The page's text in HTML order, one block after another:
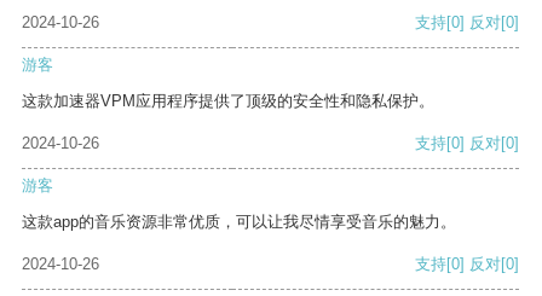
2024-10-26 支持[0] 反对[0]
游客
这款加速器VPM应用程序提供了顶级的安全性和隐私保护。
2024-10-26 支持[0] 反对[0]
游客
这款app的音乐资源非常优质，可以让我尽情享受音乐的魅力。
2024-10-26 支持[0] 反对[0]